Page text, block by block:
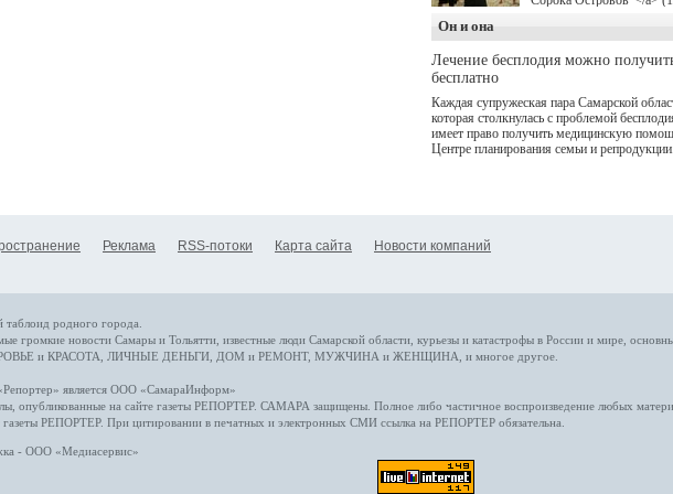
мотивам одноименного
исполнили Артем
Полина Гухман,
Устимова, Олег
Святослав Рогожан,
Режиссер-постановщик
снова здравствуйте!").
Он и она
Лечение бесплодия можно
бесплатно
Каждая супружеская пара Самарской
которая столкнулась с проблемой
имеет право получить медицинскую
Центре планирования семьи и репродукции.
Реклама RSS-потоки Карта сайта Новости компаний
родного города.
громкие новости Самары и Тольятти, известные люди Самарской области, курьезы и катастрофы в России и мире ,
и КРАСОТА ЛИЧНЫЕ ДЕНЬГИ ДОМ и РЕМОНТ, МУЖЧИНА и ЖЕНЩИНА , и многое другое
является ООО «СамараИнформ»
опубликованные на сайте газеты РЕПОРТЕР. САМАРА защищены. Полное либо частичное воспроизведение любых
газеты РЕПОРТЕР. При цитировании в печатных и электронных СМИ ссылка на РЕПОРТЕР обязательна.
- ООО «Медиасервис»